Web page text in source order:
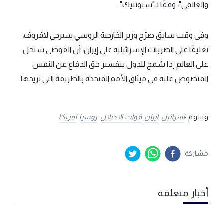
والعالمي"، وفقًا لـ"سبوتنيك".
وفى وقت سابق صرّح وزير الخارجية الروسي سيرجي لافروف،
تعليقًا على الضربات الإسرائيلية على إيران، أن الفوضى ستحل
على العالم إذا سُمح للدول بتفسير حق الدفاع عن النفس
المنصوص عليه في ميثاق الأمم المتحدة بالطريقة التي تريدها.
وسوم :اسرائيل ايران قوات الاحتلال روسيا امريكا
مشاركة
أخبار متعلقة